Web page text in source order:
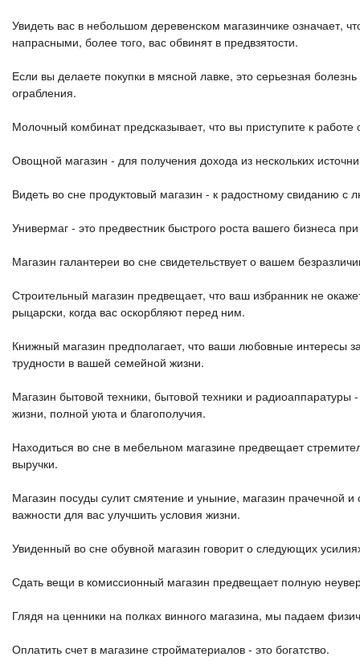
Увидеть вас в небольшом деревенском магазинчике
напрасными, более того, вас обвинят в предвзятости.
Если вы делаете покупки в мясной лавке, это серьезная
ограбления.
Молочный комбинат предсказывает, что вы приступите к
Овощной магазин - для получения дохода из нескольких
Видеть во сне продуктовый магазин - к радостному свиданию
Универмаг - это предвестник быстрого роста вашего бизнеса
Магазин галантереи во сне свидетельствует о вашем
Строительный магазин предвещает, что ваш избранник не
рыцарски, когда вас оскорбляют перед ним.
Книжный магазин предполагает, что ваши любовные интересы
трудности в вашей семейной жизни.
Магазин бытовой техники, бытовой техники и
жизни, полной уюта и благополучия.
Находиться во сне в мебельном магазине предвещает
выручки.
Магазин посуды сулит смятение и уныние, магазин прачечной
важности для вас улучшить условия жизни.
Увиденный во сне обувной магазин говорит о следующих
Сдать вещи в комиссионный магазин предвещает полную
Глядя на ценники на полках винного магазина, мы падаем
Оплатить счет в магазине стройматериалов - это богатство.